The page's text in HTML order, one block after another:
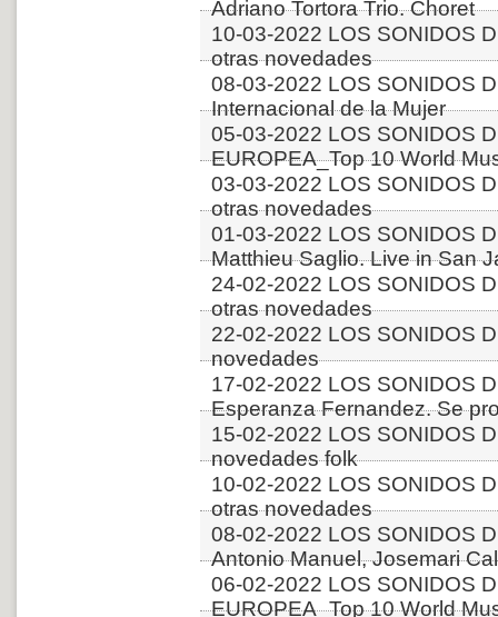
Adriano Tortora Trio. Choret
10-03-2022 LOS SONIDOS
otras novedades
08-03-2022 LOS SONIDOS
Internacional de la Mujer
05-03-2022 LOS SONIDOS
EUROPEA_Top 10 World
03-03-2022 LOS SONIDOS
otras novedades
01-03-2022 LOS SONIDOS
Matthieu Saglio. Live in San
24-02-2022 LOS SONIDOS
otras novedades
22-02-2022 LOS SONIDOS
novedades
17-02-2022 LOS SONIDOS
Esperanza Fernandez. Se
15-02-2022 LOS SONIDOS
novedades folk
10-02-2022 LOS SONIDOS
otras novedades
08-02-2022 LOS SONIDOS
Antonio Manuel, Josemari
06-02-2022 LOS SONIDOS
EUROPEA_Top 10 World